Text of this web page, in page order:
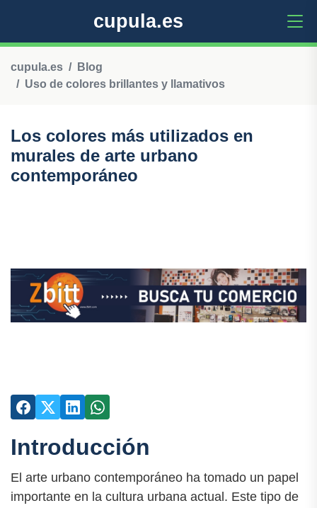
cupula.es
cupula.es
Blog
Uso de colores brillantes y llamativos
Los colores más utilizados en
murales de arte urbano
contemporáneo
Introducción
El arte urbano contemporáneo ha tomado un papel
importante en la cultura urbana actual. Este tipo de